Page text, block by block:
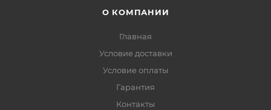
О КОМПАНИИ
Главная
Условие доставки
Условие оплаты
Гарантия
Контакты